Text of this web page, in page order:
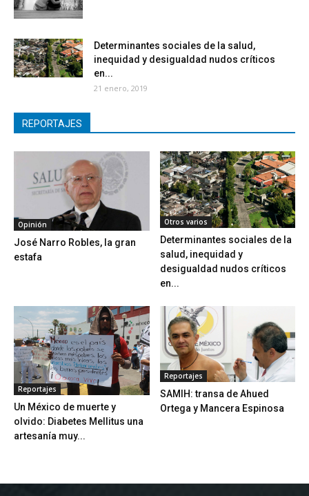
Determinantes sociales de la salud,
inequidad y desigualdad nudos críticos
en...
21 enero, 2019
REPORTAJES
Opinión
José Narro Robles, la gran
estafa
Otros varios
Determinantes sociales de la
salud, inequidad y
desigualdad nudos críticos
en...
Reportajes
Un México de muerte y
olvido: Diabetes Mellitus una
artesanía muy...
Reportajes
SAMIH: transa de Ahued
Ortega y Mancera Espinosa